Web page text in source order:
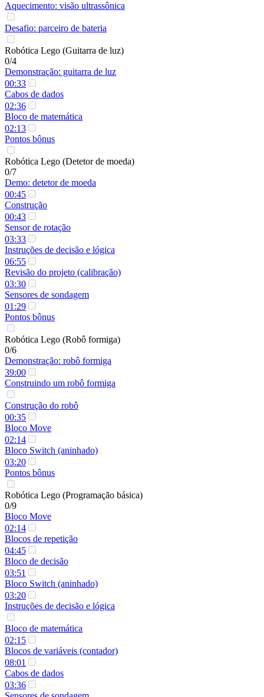
Aquecimento: visão ultrassônica
Desafio: parceiro de bateria
Robótica Lego (Guitarra de luz)
0/4
Demonstração: guitarra de luz
00:33
Cabos de dados
02:36
Bloco de matemática
02:13
Pontos bônus
Robótica Lego (Detetor de moeda)
0/7
Demo: detetor de moeda
00:45
Construção
00:43
Sensor de rotação
03:33
Instruções de decisão e lógica
06:55
Revisão do projeto (calibração)
03:30
Sensores de sondagem
01:29
Pontos bônus
Robótica Lego (Robô formiga)
0/6
Demonstração: robô formiga
39:00
Construindo um robô formiga
Construção do robô
00:35
Bloco Move
02:14
Bloco Switch (aninhado)
03:20
Pontos bônus
Robótica Lego (Programação básica)
0/9
Bloco Move
02:14
Blocos de repetição
04:45
Bloco de decisão
03:51
Bloco Switch (aninhado)
03:20
Instruções de decisão e lógica
Bloco de matemática
02:15
Blocos de variáveis (contador)
08:01
Cabos de dados
03:36